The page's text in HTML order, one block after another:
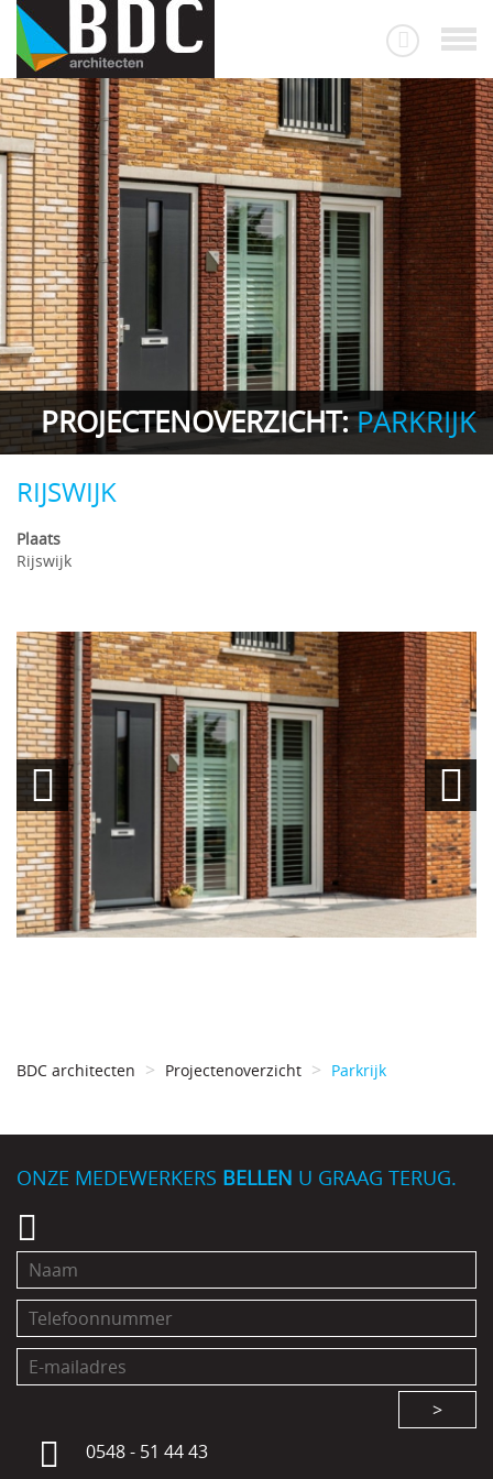
PROJECTENOVERZICHT:PARKRIJK
RIJSWIJK
Plaats
Rijswijk
BDC architecten Projectenoverzicht Parkrijk
ONZE MEDEWERKERS BELLEN U GRAAG TERUG.
>
0548 - 51 44 43